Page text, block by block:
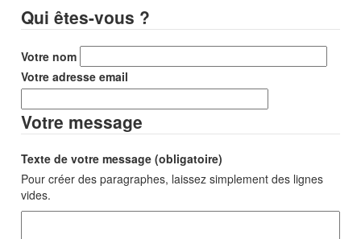
Qui êtes-vous ?
Votre nom
Votre adresse email
Votre message
Texte de votre message (obligatoire)
Pour créer des paragraphes, laissez simplement des lignes
vides.